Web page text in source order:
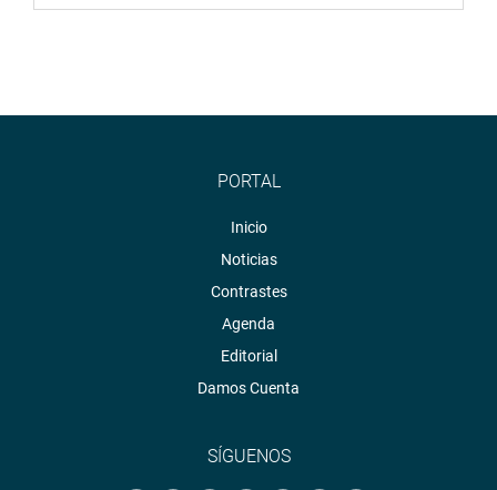
PORTAL
Inicio
Noticias
Contrastes
Agenda
Editorial
Damos Cuenta
SÍGUENOS